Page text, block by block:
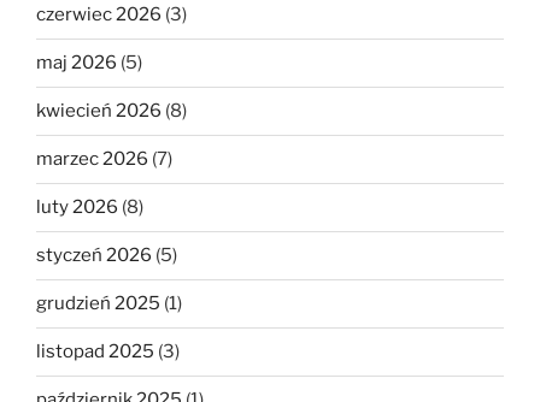
czerwiec 2026 (3)
maj 2026 (5)
kwiecień 2026 (8)
marzec 2026 (7)
luty 2026 (8)
styczeń 2026 (5)
grudzień 2025 (1)
listopad 2025 (3)